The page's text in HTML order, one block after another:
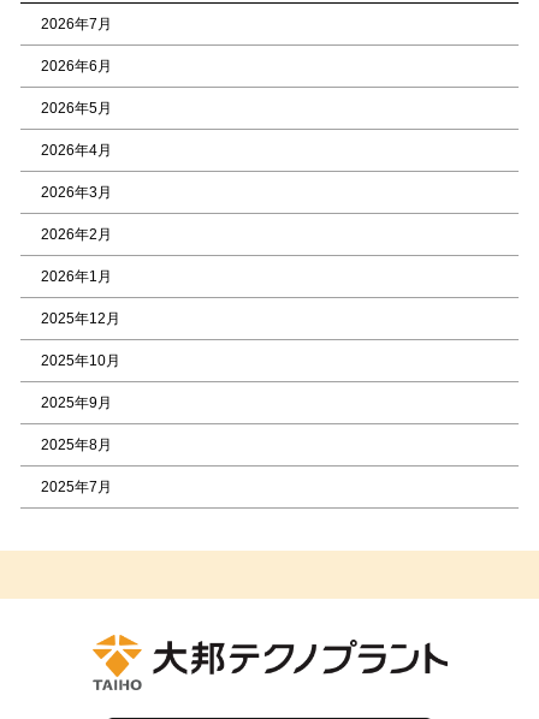
2026年7月
2026年6月
2026年5月
2026年4月
2026年3月
2026年2月
2026年1月
2025年12月
2025年10月
2025年9月
2025年8月
2025年7月